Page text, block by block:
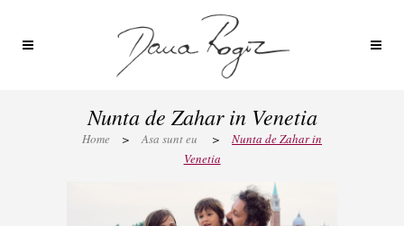
Nunta de Zahar in Venetia
Home > Asa sunt eu >
Nunta de Zahar in
Venetia